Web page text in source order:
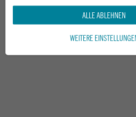
ALLE ABLEHNEN
WEITERE